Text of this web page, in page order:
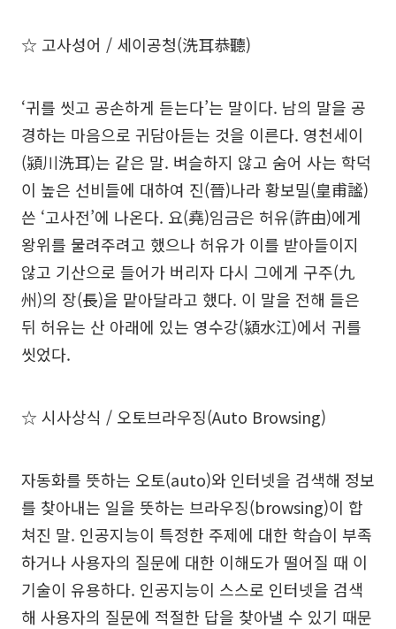
☆ 고사성어 / 세이공청(洗耳恭聽)
‘귀를 씻고 공손하게 듣는다’는 말이다. 남의 말을 공
경하는 마음으로 귀담아듣는 것을 이른다. 영천세이
(潁川洗耳)는 같은 말. 벼슬하지 않고 숨어 사는 학덕
이 높은 선비들에 대하여 진(晉)나라 황보밀(皇甫謐)
쓴 ‘고사전’에 나온다. 요(堯)임금은 허유(許由)에게
왕위를 물려주려고 했으나 허유가 이를 받아들이지
않고 기산으로 들어가 버리자 다시 그에게 구주(九
州)의 장(長)을 맡아달라고 했다. 이 말을 전해 들은
뒤 허유는 산 아래에 있는 영수강(潁水江)에서 귀를
씻었다.
☆ 시사상식 / 오토브라우징(Auto Browsing)
자동화를 뜻하는 오토(auto)와 인터넷을 검색해 정보
를 찾아내는 일을 뜻하는 브라우징(browsing)이 합
쳐진 말. 인공지능이 특정한 주제에 대한 학습이 부족
하거나 사용자의 질문에 대한 이해도가 떨어질 때 이
기술이 유용하다. 인공지능이 스스로 인터넷을 검색
해 사용자의 질문에 적절한 답을 찾아낼 수 있기 때문